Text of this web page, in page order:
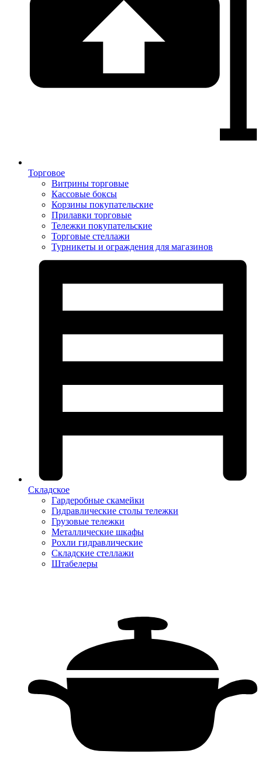
Торговое
Витрины торговые
Кассовые боксы
Корзины покупательские
Прилавки торговые
Тележки покупательские
Торговые стеллажи
Турникеты и ограждения для магазинов
Складское
Гардеробные скамейки
Гидравлические столы тележки
Грузовые тележки
Металлические шкафы
Рохли гидравлические
Складские стеллажи
Штабелеры